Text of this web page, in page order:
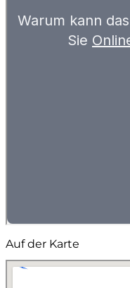
Auf der Karte